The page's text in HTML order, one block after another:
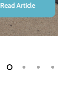
Read Article